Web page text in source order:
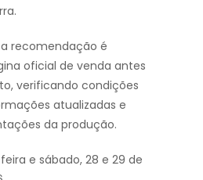
recomendação é
oficial de venda antes
verificando condições
atualizadas e
da produção.
e sábado, 28 e 29 de